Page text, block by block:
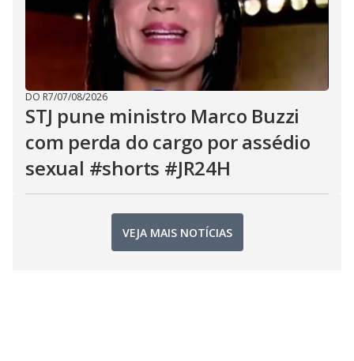
DO R7/07/08/2026
STJ pune ministro Marco Buzzi
com perda do cargo por assédio
sexual #shorts #JR24H
VEJA MAIS NOTÍCIAS